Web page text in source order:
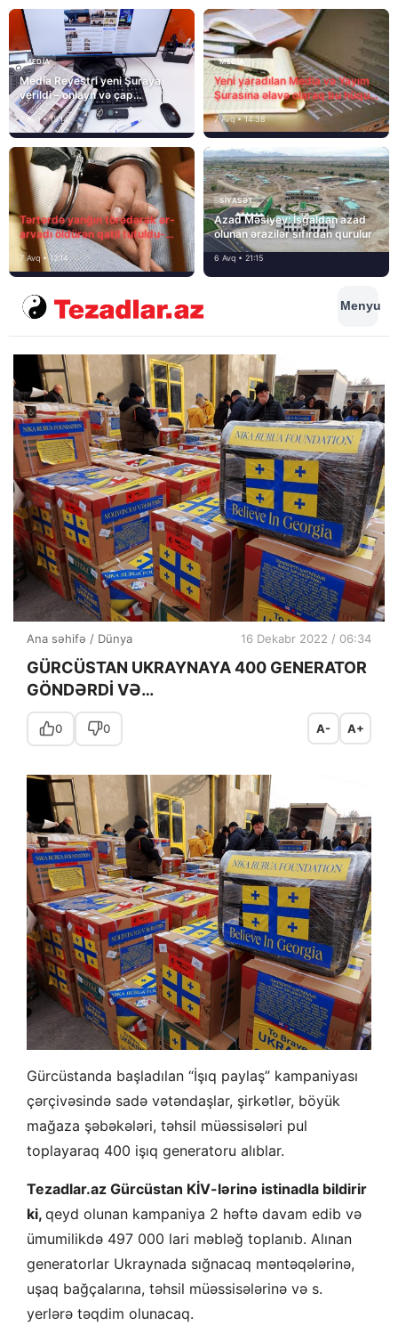
MEDİA
Media Reyestri yeni Şuraya
verildi – onlayn və çap
mediasını nə gözləyir?
7 Avq • 15:14
MEDİA
Yeni yaradılan Media və Yayım
Şurasına əlavə olaraq bu hüquq
və vəzifələr də verilib
7 Avq • 14:38
Tərtərdə yanğın törədərək ər-
arvadı öldürən qatil tutuldu-
SON DƏQİQƏ
7 Avq • 12:14
SIYASƏT
Azad Məsiyev: İşğaldan azad
olunan ərazilər sıfırdan qurulur
6 Avq • 21:15
Menyu
Ana səhifə / Dünya 16 Dekabr 2022 / 06:34
GÜRCÜSTAN UKRAYNAYA 400 GENERATOR
GÖNDƏRDİ VƏ…
0 0 A- A+
Gürcüstanda başladılan “İşıq paylaş” kampaniyası
çərçivəsində sadə vətəndaşlar, şirkətlər, böyük
mağaza şəbəkələri, təhsil müəssisələri pul
toplayaraq 400 işıq generatoru alıblar.
Tezadlar.az Gürcüstan KİV-lərinə istinadla bildirir
ki, qeyd olunan kampaniya 2 həftə davam edib və
ümumilikdə 497 000 lari məbləğ toplanıb. Alınan
generatorlar Ukraynada sığnacaq məntəqələrinə,
uşaq bağçalarına, təhsil müəssisələrinə və s.
yerlərə təqdim olunacaq.